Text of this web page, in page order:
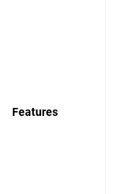
Features